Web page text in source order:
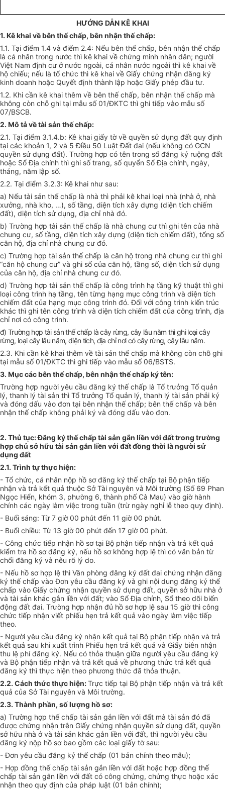
HƯỚNG DẪN KÊ KHAI
1. Kê khai về bên thế chấp, bên nhận thế chấp:
1.1. Tại điểm 1.4 và điểm 2.4: Nếu bên thế chấp, bên nhận thế chấp
là cá nhân trong nước thì kê khai về chứng minh nhân dân; người
Việt Nam định cư ở nước ngoài, cá nhân nước ngoài thì kê khai về
hộ chiếu; nếu là tổ chức thì kê khai về Giấy chứng nhận đăng ký
kinh doanh hoặc Quyết định thành lập hoặc Giấy phép đầu tư.
1.2. Khi cần kê khai thêm về bên thế chấp, bên nhận thế chấp mà
không còn chỗ ghi tại mẫu số 01/ĐKTC thì ghi tiếp vào mẫu số
07/BSCB.
2. Mô tả về tài sản thế chấp:
2.1. Tại điểm 3.1.4.b: Kê khai giấy tờ về quyền sử dụng đất quy định
tại các khoản 1, 2 và 5 Điều 50 Luật Đất đai (nếu không có GCN
quyền sử dụng đất). Trường hợp có tên trong sổ đăng ký ruộng đất
hoặc Sổ Địa chính thì ghi số trang, số quyển Sổ Địa chính, ngày,
tháng, năm lập sổ.
2.2. Tại điểm 3.2.3: Kê khai như sau:
a) Nếu tài sản thế chấp là nhà thì phải kê khai loại nhà (nhà ở, nhà
xưởng, nhà kho, …), số tầng, diện tích xây dựng (diện tích chiếm
đất), diện tích sử dụng, địa chỉ nhà đó.
b) Trường hợp tài sản thế chấp là nhà chung cư thì ghi tên của nhà
chung cư, số tầng, diện tích xây dựng (diện tích chiếm đất), tổng số
căn hộ, địa chỉ nhà chung cư đó.
c) Trường hợp tài sản thế chấp là căn hộ trong nhà chung cư thì ghi
“căn hộ chung cư” và ghi số của căn hộ, tầng số, diện tích sử dụng
của căn hộ, địa chỉ nhà chung cư đó.
d) Trường hợp tài sản thế chấp là công trình hạ tầng kỹ thuật thì ghi
loại công trình hạ tầng, tên từng hạng mục công trình và diện tích
chiếm đất của hạng mục công trình đó. Đối với công trình kiến trúc
khác thì ghi tên công trình và diện tích chiếm đất của công trình, địa
chỉ nơi có công trình.
đ) Trường hợp tài sản thế chấp là cây rừng, cây lâu năm thì ghi loại cây
rừng, loại cây lâu năm, diện tích, địa chỉ nơi có cây rừng, cây lâu năm.
2.3. Khi cần kê khai thêm về tài sản thế chấp mà không còn chỗ ghi
tại mẫu số 01/ĐKTC thì ghi tiếp vào mẫu số 06/BSTS.
3. Mục các bên thế chấp, bên nhận thế chấp ký tên:
Trường hợp người yêu cầu đăng ký thế chấp là Tổ trưởng Tổ quản
lý, thanh lý tài sản thì Tổ trưởng Tổ quản lý, thanh lý tài sản phải ký
và đóng dấu vào đơn tại bên nhận thế chấp; bên thế chấp và bên
nhận thế chấp không phải ký và đóng dấu vào đơn.
2. Thủ tục: Đăng ký thế chấp tài sản gắn liền với đất trong trường
hợp chủ sở hữu tài sản gắn liền với đất đồng thời là người sử
dụng đất
2.1. Trình tự thực hiện:
- Tổ chức, cá nhân nộp hồ sơ đăng ký thế chấp tại Bộ phận tiếp
nhận và trả kết quả thuộc Sở Tài nguyên và Môi trường (Số 69 Phan
Ngọc Hiển, khóm 3, phường 6, thành phố Cà Mau) vào giờ hành
chính các ngày làm việc trong tuần (trừ ngày nghỉ lễ theo quy định).
- Buổi sáng: Từ 7 giờ 00 phút đến 11 giờ 00 phút.
- Buổi chiều: Từ 13 giờ 00 phút đến 17 giờ 00 phút.
- Công chức tiếp nhận hồ sơ tại Bộ phận tiếp nhận và trả kết quả
kiểm tra hồ sơ đăng ký, nếu hồ sơ không hợp lệ thì có văn bản từ
chối đăng ký và nêu rõ lý do.
- Nếu hồ sơ hợp lệ thì Văn phòng đăng ký đất đai chứng nhận đăng
ký thế chấp vào Đơn yêu cầu đăng ký và ghi nội dung đăng ký thế
chấp vào Giấy chứng nhận quyền sử dụng đất, quyền sở hữu nhà ở
và tài sản khác gắn liền với đất; vào Sổ Địa chính, Sổ theo dõi biến
động đất đai. Trường hợp nhận đủ hồ sơ hợp lệ sau 15 giờ thì công
chức tiếp nhận viết phiếu hẹn trả kết quả vào ngày làm việc tiếp
theo.
- Người yêu cầu đăng ký nhận kết quả tại Bộ phận tiếp nhận và trả
kết quả sau khi xuất trình Phiếu hẹn trả kết quả và Giấy biên nhận
thu lệ phí đăng ký. Nếu có thỏa thuận giữa người yêu cầu đăng ký
và Bộ phận tiếp nhận và trả kết quả về phương thức trả kết quả
đăng ký thì thực hiện theo phương thức đã thỏa thuận.
2.2. Cách thức thực hiện:Trực tiếp tại Bộ phận tiếp nhận và trả kết
quả của Sở Tài nguyên và Môi trường.
2.3. Thành phần, số lượng hồ sơ:
a) Trường hợp thế chấp tài sản gắn liền với đất mà tài sản đó đã
được chứng nhận trên Giấy chứng nhận quyền sử dụng đất, quyền
sở hữu nhà ở và tài sản khác gắn liền với đất, thì người yêu cầu
đăng ký nộp hồ sơ bao gồm các loại giấy tờ sau:
- Đơn yêu cầu đăng ký thế chấp (01 bản chính theo mẫu);
- Hợp đồng thế chấp tài sản gắn liền với đất hoặc hợp đồng thế
chấp tài sản gắn liền với đất có công chứng, chứng thực hoặc xác
nhận theo quy định của pháp luật (01 bản chính);